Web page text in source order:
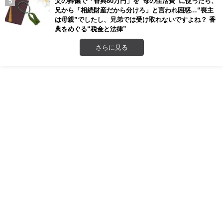
兄から「相続財産だから分けろ」と言われ困惑…“喪主
は母親”でしたし、兄弟では受け取れないですよね？ 香
典をめぐる“税金と法律”
さらに見る